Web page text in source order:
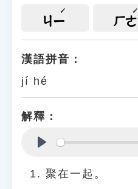
遊戲專區
貓頭鷹博士
ㄐㄧ ㄏㄜ
漢語拼音：
jí hé
解釋：
聚在一起。